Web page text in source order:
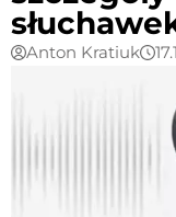
Anton Kratiuk